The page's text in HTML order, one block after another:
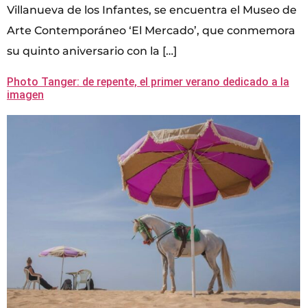
Villanueva de los Infantes, se encuentra el Museo de
Arte Contemporáneo ‘El Mercado’, que conmemora
su quinto aniversario con la […]
Photo Tanger: de repente, el primer verano dedicado a la
imagen